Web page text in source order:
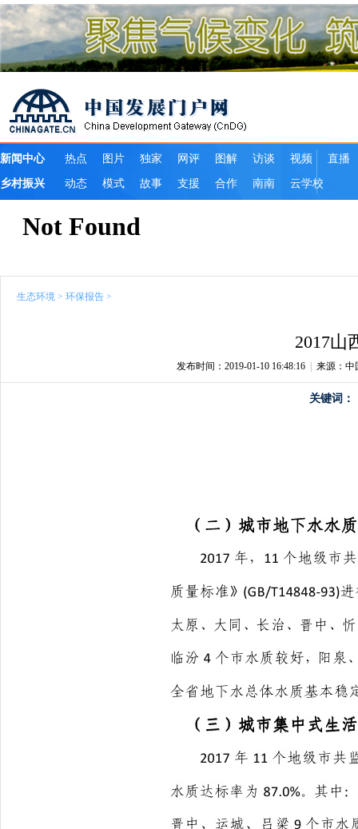
生态环境 > 环保报告 >
2017山
发布时间：2019-01-10 16:48:16| 来源：中
关键词：